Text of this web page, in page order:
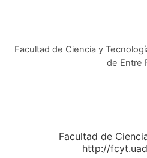
Facultad de Ciencia y
de Entre
Facultad de
http://